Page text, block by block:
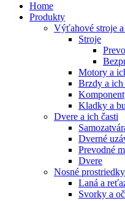
Home
Produkty
Výťahové stroje a
Stroje
Motory a
Brzdy a ich
Kladky a
Dvere a ich časti
Dverné
Prevodné
Dvere
Nosné
Laná a
Svorky a